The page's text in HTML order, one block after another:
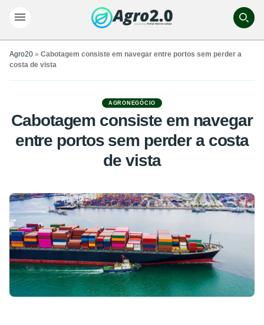
Agro20 » Cabotagem consiste em navegar entre portos sem perder a
costa de vista
AGRONEGÓCIO
Cabotagem consiste em navegar
entre portos sem perder a costa
de vista